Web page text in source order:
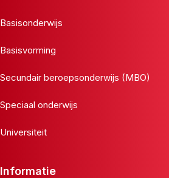
Basisonderwijs
Basisvorming
Secundair beroepsonderwijs (MBO)
Speciaal onderwijs
Universiteit
Informatie